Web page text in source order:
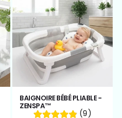
BAIGNOIRE BÉBÉ PLIABLE -
ZENSPA™
(9)